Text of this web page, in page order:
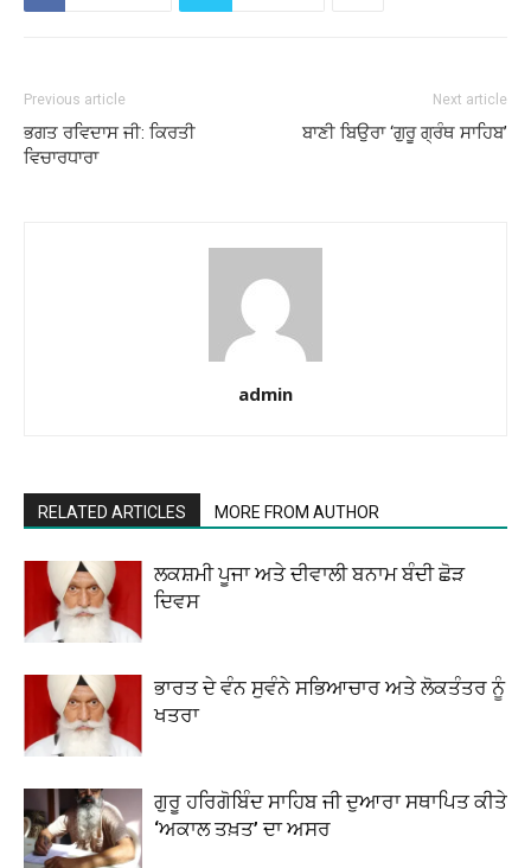
Previous article
ਭਗਤ ਰਵਿਦਾਸ ਜੀ: ਕਿਰਤੀ
ਵਿਚਾਰਧਾਰਾ
Next article
ਬਾਣੀ ਬਿਉਰਾ ‘ਗੁਰੂ ਗ੍ਰੰਥ ਸਾਹਿਬ’
admin
RELATED ARTICLES MORE FROM AUTHOR
ਲਕਸ਼ਮੀ ਪੂਜਾ ਅਤੇ ਦੀਵਾਲੀ ਬਨਾਮ ਬੰਦੀ ਛੋੜ
ਦਿਵਸ
ਭਾਰਤ ਦੇ ਵੰਨ ਸੁਵੰਨੇ ਸਭਿਆਚਾਰ ਅਤੇ ਲੋਕਤੰਤਰ ਨੂੰ
ਖਤਰਾ
ਗੁਰੂ ਹਰਿਗੋਬਿੰਦ ਸਾਹਿਬ ਜੀ ਦੁਆਰਾ ਸਥਾਪਿਤ ਕੀਤੇ
‘ਅਕਾਲ ਤਖ਼ਤ’ ਦਾ ਅਸਰ